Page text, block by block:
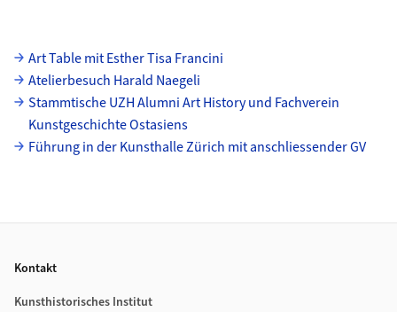
Unterseiten
Art Table mit Esther Tisa Francini
Atelierbesuch Harald Naegeli
Stammtische UZH Alumni Art History und Fachverein
Kunstgeschichte Ostasiens
Führung in der Kunsthalle Zürich mit anschliessender GV
Kontakt
Kunsthistorisches Institut